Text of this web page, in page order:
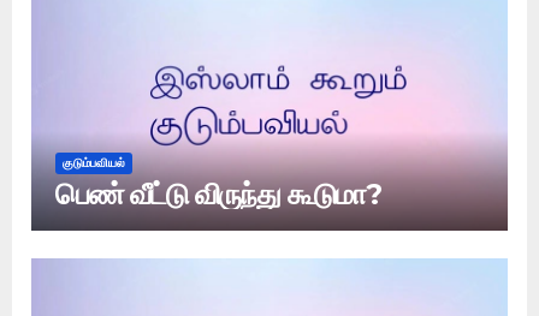
குடும்பவியல்
பெண் வீட்டு விருந்து கூடுமா?